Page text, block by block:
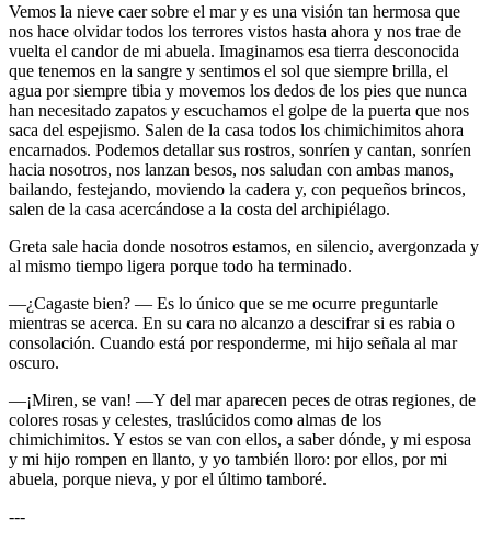
Vemos la nieve caer sobre el mar y es una visión tan hermosa que
nos hace olvidar todos los terrores vistos hasta ahora y nos trae de
vuelta el candor de mi abuela. Imaginamos esa tierra desconocida
que tenemos en la sangre y sentimos el sol que siempre brilla, el
agua por siempre tibia y movemos los dedos de los pies que nunca
han necesitado zapatos y escuchamos el golpe de la puerta que nos
saca del espejismo. Salen de la casa todos los chimichimitos ahora
encarnados. Podemos detallar sus rostros, sonríen y cantan, sonríen
hacia nosotros, nos lanzan besos, nos saludan con ambas manos,
bailando, festejando, moviendo la cadera y, con pequeños brincos,
salen de la casa acercándose a la costa del archipiélago.
Greta sale hacia donde nosotros estamos, en silencio, avergonzada y
al mismo tiempo ligera porque todo ha terminado.
—¿Cagaste bien? — Es lo único que se me ocurre preguntarle
mientras se acerca. En su cara no alcanzo a descifrar si es rabia o
consolación. Cuando está por responderme, mi hijo señala al mar
oscuro.
—¡Miren, se van! —Y del mar aparecen peces de otras regiones, de
colores rosas y celestes, traslúcidos como almas de los
chimichimitos. Y estos se van con ellos, a saber dónde, y mi esposa
y mi hijo rompen en llanto, y yo también lloro: por ellos, por mi
abuela, porque nieva, y por el último tamboré.
---